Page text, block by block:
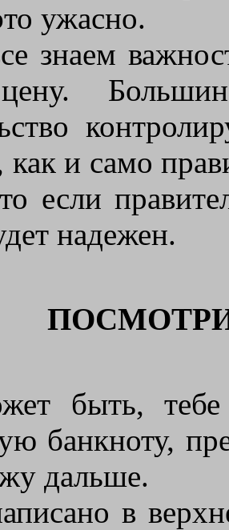
ужасно.
и само
если
надежен.
тебе
банкноту,
дальше.
в